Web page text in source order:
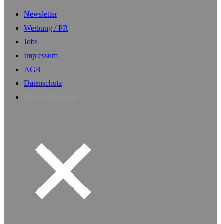
Newsletter
Werbung / PR
Jobs
Impressum
AGB
Datenschutz